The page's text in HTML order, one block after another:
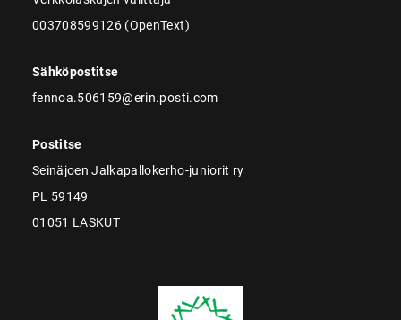
003708599126 (OpenText)
Sähköpostitse
fennoa.506159@erin.posti.com
Postitse
Seinäjoen Jalkapallokerho-juniorit ry
PL 59149
01051 LASKUT